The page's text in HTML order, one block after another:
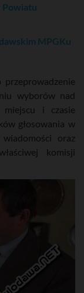
Powiatu
MPGKu
wyborów nad
miejscu i czasie
głosowania w
oraz
komisji